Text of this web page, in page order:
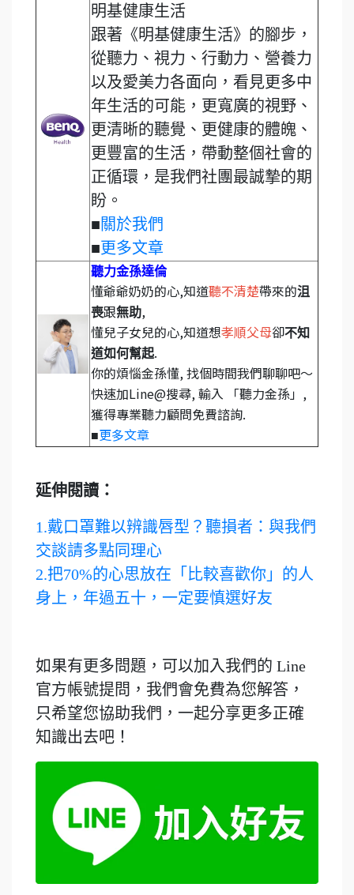
明基健康生活
跟著《明基健康生活》的腳步，
從聽力、視力、行動力、營養力
以及愛美力各面向，看見更多中
年生活的可能，更寬廣的視野、
更清晰的聽覺、更健康的體魄、
更豐富的生活，帶動整個社會的
正循環，是我們社團最誠摯的期
盼。
■關於我們
■更多文章
聽力金孫達倫
懂爺爺奶奶的心,知道聽不清楚帶來的沮
喪跟無助,
懂兒子女兒的心,知道想孝順父母卻不知
道如何幫起.
你的煩惱金孫懂, 找個時間我們聊聊吧～
快速加Line@搜尋, 輸入 「聽力金孫」,
獲得專業聽力顧問免費諮詢.
■更多文章
延伸閱讀：
1.戴口罩難以辨識唇型？聽損者：與我們
交談請多點同理心
2.把70%的心思放在「比較喜歡你」的人
身上，年過五十，一定要慎選好友
如果有更多問題，可以加入我們的 Line
官方帳號提問，我們會免費為您解答，
只希望您協助我們，一起分享更多正確
知識出去吧！